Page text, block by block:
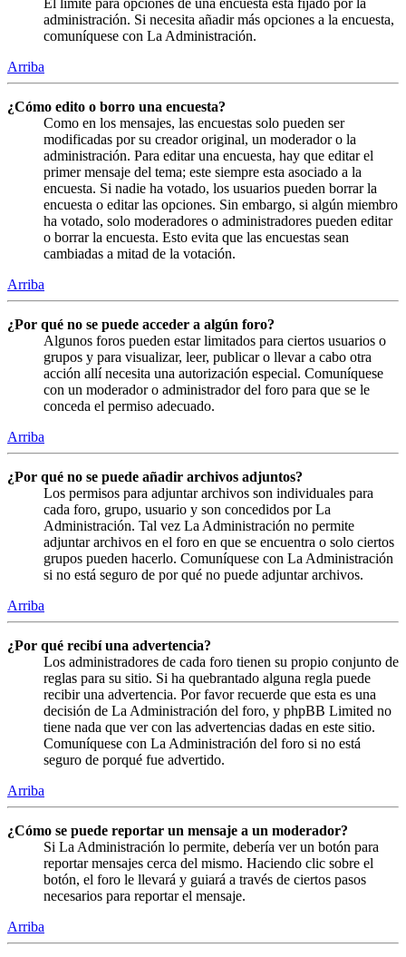
administración. Si necesita añadir más opciones a la encuesta,
comuníquese con La Administración.
Arriba
¿Cómo edito o borro una encuesta?
Como en los mensajes, las encuestas solo pueden ser
modificadas por su creador original, un moderador o la
administración. Para editar una encuesta, hay que editar el
primer mensaje del tema; este siempre esta asociado a la
encuesta. Si nadie ha votado, los usuarios pueden borrar la
encuesta o editar las opciones. Sin embargo, si algún miembro
ha votado, solo moderadores o administradores pueden editar
o borrar la encuesta. Esto evita que las encuestas sean
cambiadas a mitad de la votación.
Arriba
¿Por qué no se puede acceder a algún foro?
Algunos foros pueden estar limitados para ciertos usuarios o
grupos y para visualizar, leer, publicar o llevar a cabo otra
acción allí necesita una autorización especial. Comuníquese
con un moderador o administrador del foro para que se le
conceda el permiso adecuado.
Arriba
¿Por qué no se puede añadir archivos adjuntos?
Los permisos para adjuntar archivos son individuales para
cada foro, grupo, usuario y son concedidos por La
Administración. Tal vez La Administración no permite
adjuntar archivos en el foro en que se encuentra o solo ciertos
grupos pueden hacerlo. Comuníquese con La Administración
si no está seguro de por qué no puede adjuntar archivos.
Arriba
¿Por qué recibí una advertencia?
Los administradores de cada foro tienen su propio conjunto de
reglas para su sitio. Si ha quebrantado alguna regla puede
recibir una advertencia. Por favor recuerde que esta es una
decisión de La Administración del foro, y phpBB Limited no
tiene nada que ver con las advertencias dadas en este sitio.
Comuníquese con La Administración del foro si no está
seguro de porqué fue advertido.
Arriba
¿Cómo se puede reportar un mensaje a un moderador?
Si La Administración lo permite, debería ver un botón para
reportar mensajes cerca del mismo. Haciendo clic sobre el
botón, el foro le llevará y guiará a través de ciertos pasos
necesarios para reportar el mensaje.
Arriba